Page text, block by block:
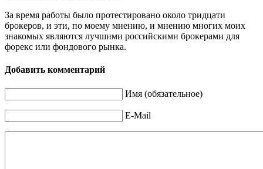
За время работы было протестировано около тридцати
брокеров, и эти, по моему мнению, и мнению многих моих
знакомых являются лучшими российскими брокерами для
форекс или фондового рынка.
Добавить комментарий
Имя (обязательное)
E-Mail